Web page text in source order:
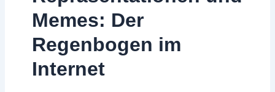
Memes: Der
Regenbogen im
Internet